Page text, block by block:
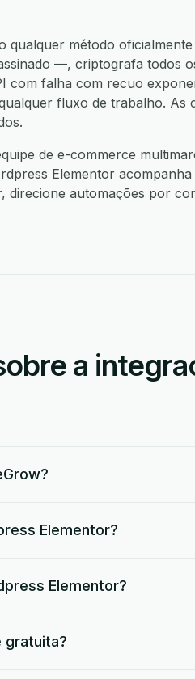
qualquer método
—, criptografa todos
com falha com recuo
fluxo de trabalho. As
de e-commerce
Elementor
direcione automações por
a
Elementor?
Elementor?
gratuita?